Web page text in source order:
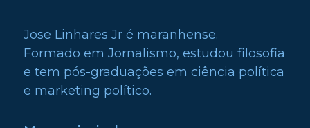
Jose Linhares Jr é maranhense.
Formado em Jornalismo, estudou filosofia
e tem pós-graduações em ciência política
e marketing político.